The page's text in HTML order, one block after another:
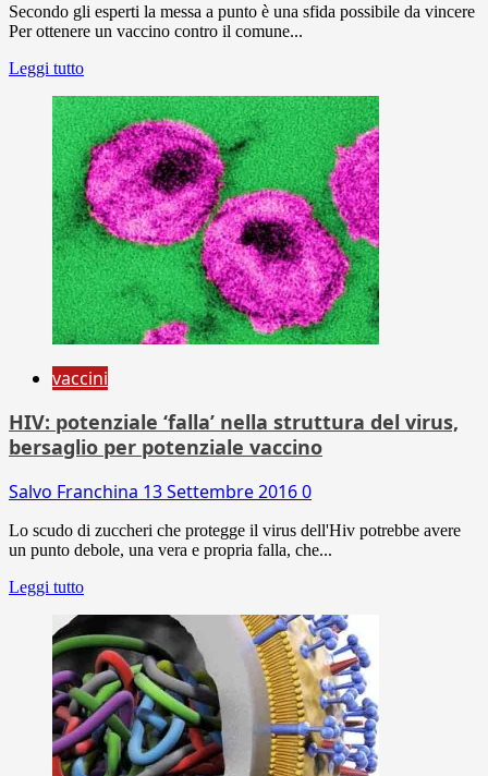
Secondo gli esperti la messa a punto è una sfida possibile da vincere
Per ottenere un vaccino contro il comune...
Leggi tutto
vaccini
HIV: potenziale ‘falla’ nella struttura del virus,
bersaglio per potenziale vaccino
Salvo Franchina 13 Settembre 20160
Lo scudo di zuccheri che protegge il virus dell'Hiv potrebbe avere
un punto debole, una vera e propria falla, che...
Leggi tutto